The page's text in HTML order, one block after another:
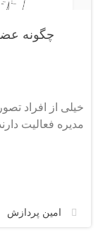
چگونه
خیلی از افراد
مدیره فعالیت
امین پردازش